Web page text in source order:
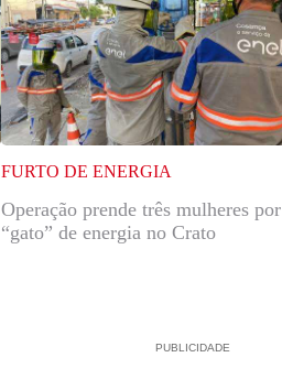
FURTO DE ENERGIA
Operação prende três mulheres por
“gato” de energia no Crato
PUBLICIDADE